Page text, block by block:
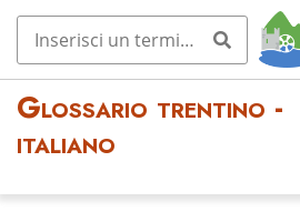
Glossario trentino -
italiano